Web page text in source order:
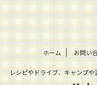
ホーム お問い
レシピやドライブ、キャンプ